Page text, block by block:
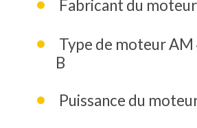
Fabricant du
Type de moteur AM
B
Puissance du